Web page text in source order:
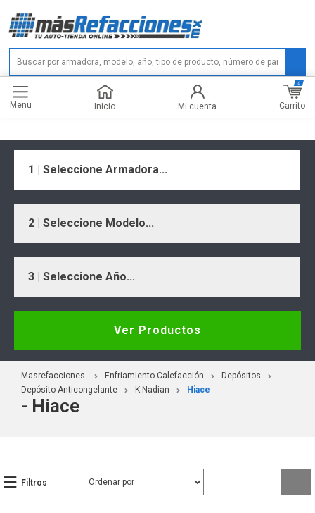
Menu Inicio Mi cuenta Carrito
0
1 | Seleccione Armadora...
2 | Seleccione Modelo...
3 | Seleccione Año...
Ver Productos
Masrefacciones Enfriamiento Calefacción
Depósitos
Depósito Anticongelante
K-Nadian Hiace
- Hiace
Filtros